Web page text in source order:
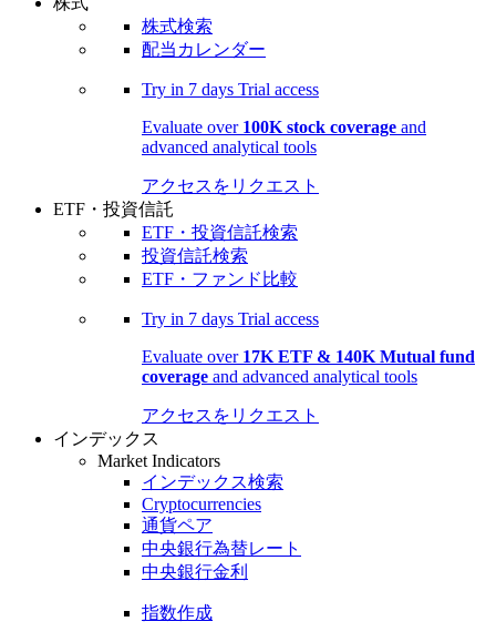
株式検索
配当カレンダー
Try in 7 days Trial access
Evaluate over 100K stock coverage and
advanced analytical tools
アクセスをリクエスト
ETF・投資信託
ETF・投資信託検索
投資信託検索
ETF・ファンド比較
Try in 7 days Trial access
Evaluate over 17K ETF & 140K Mutual fund
coverage and advanced analytical tools
アクセスをリクエスト
インデックス
Market Indicators
インデックス検索
Cryptocurrencies
通貨ペア
中央銀行為替レート
中央銀行金利
指数作成